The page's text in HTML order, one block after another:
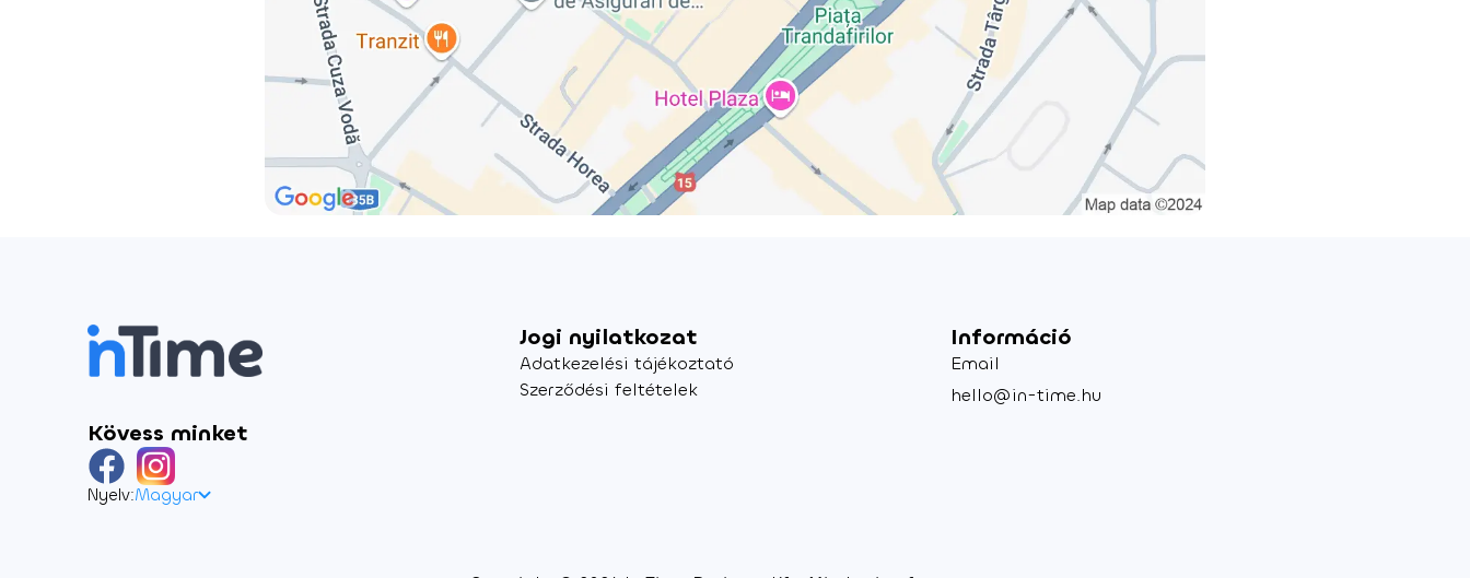
Kövess minket
Nyelv:Magyar
Jogi nyilatkozat
Adatkezelési tájékoztató
Szerződési feltételek
Információ
Email
hello@in-time.hu